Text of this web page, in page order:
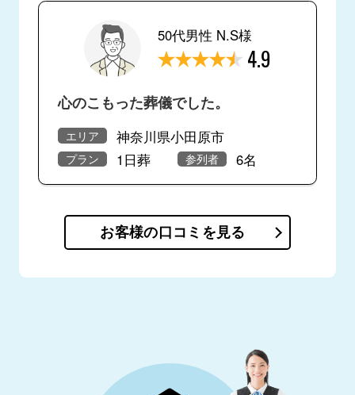
50代男性 N.S様
4.9
心のこもった葬儀でした。
エリア 神奈川県小田原市
プラン 1日葬 参列者 6名
お客様の口コミを見る